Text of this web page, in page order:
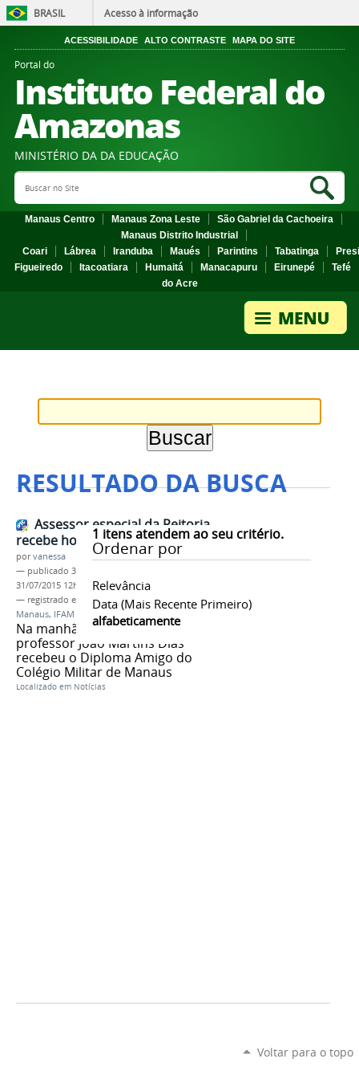
BRASIL Acesso à informação
ACESSIBILIDADE ALTO CONTRASTE MAPA DO SITE
Portal do
Instituto Federal do
Amazonas
MINISTÉRIO DA DA EDUCAÇÃO
Search Site
Manaus Centro Manaus Zona Leste
São Gabriel da Cachoeira
Manaus Distrito Industrial
Coari
Lábrea Iranduba Maués Parintins Tabatinga
Figueiredo
Itacoatiara Humaitá Manacapuru Eirunepé
Tefé
do Acre
RESULTADO DA BUSCA
1 itens atendem ao seu critério.
Ordenar por
Relevância
Data (mais Recente Primeiro)
alfabeticamente
Assessor especial da Reitoria
recebe homenagem do CMM
porvanessa
— publicado 31/07/2015
31/07/2015 12h12
— registrado em:
Homenagem ,
Colégio Militar de
Manaus, IFAM
Na manhã desta sexta-feira (31),
professor João Martins Dias
recebeu o Diploma Amigo do
Colégio Militar de Manaus
Localizado em Notícias
Voltar para o topo